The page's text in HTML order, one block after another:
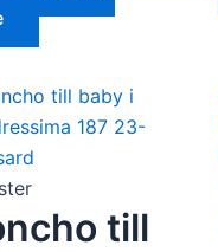
till